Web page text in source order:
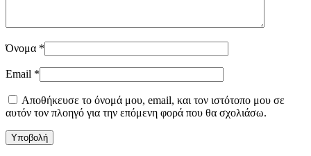
Όνομα *
Email *
Αποθήκευσε το όνομά μου, email, και τον ιστότοπο μου σε
αυτόν τον πλοηγό για την επόμενη φορά που θα σχολιάσω.